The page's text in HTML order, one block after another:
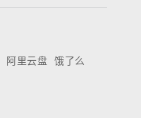
阿里云盘 饿了么